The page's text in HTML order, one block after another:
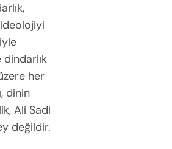
dindarlık
her
dinin
Ali Sadi
değildir.